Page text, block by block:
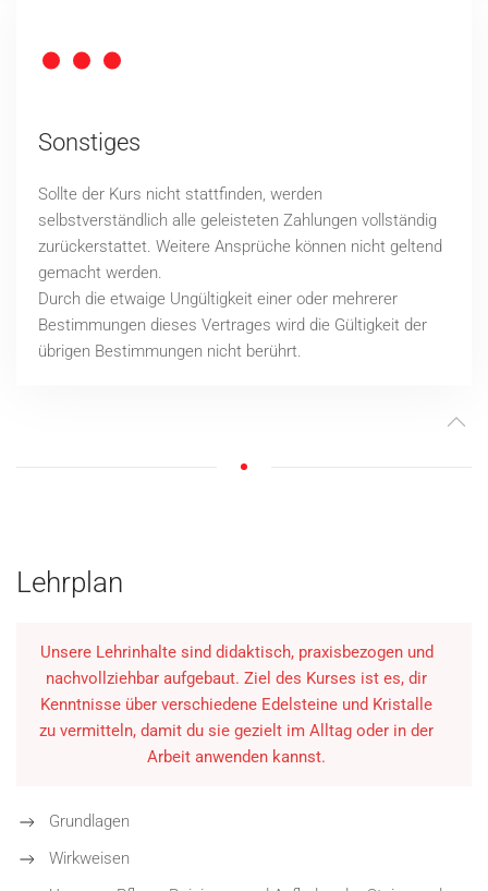
Sonstiges
Sollte der Kurs nicht stattfinden, werden
selbstverständlich alle geleisteten Zahlungen vollständig
zurückerstattet. Weitere Ansprüche können nicht geltend
gemacht werden.
Durch die etwaige Ungültigkeit einer oder mehrerer
Bestimmungen dieses Vertrages wird die Gültigkeit der
übrigen Bestimmungen nicht berührt.
Lehrplan
Unsere Lehrinhalte sind didaktisch, praxisbezogen und
nachvollziehbar aufgebaut. Ziel des Kurses ist es, dir
Kenntnisse über verschiedene Edelsteine und Kristalle
zu vermitteln, damit du sie gezielt im Alltag oder in der
Arbeit anwenden kannst.
Grundlagen
Wirkweisen